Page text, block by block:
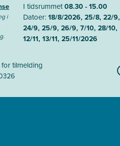
i
I tidsrummet08.30 - 15.00
Datoer:18/8/2026, 25/8, 22/9,
24/9, 25/9, 26/9, 7/10, 28/10,
12/11, 13/11, 25/11/2026
tilmelding